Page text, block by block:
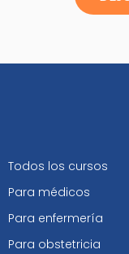
Todos los cursos
Para médicos
Para enfermería
Para obstetricia